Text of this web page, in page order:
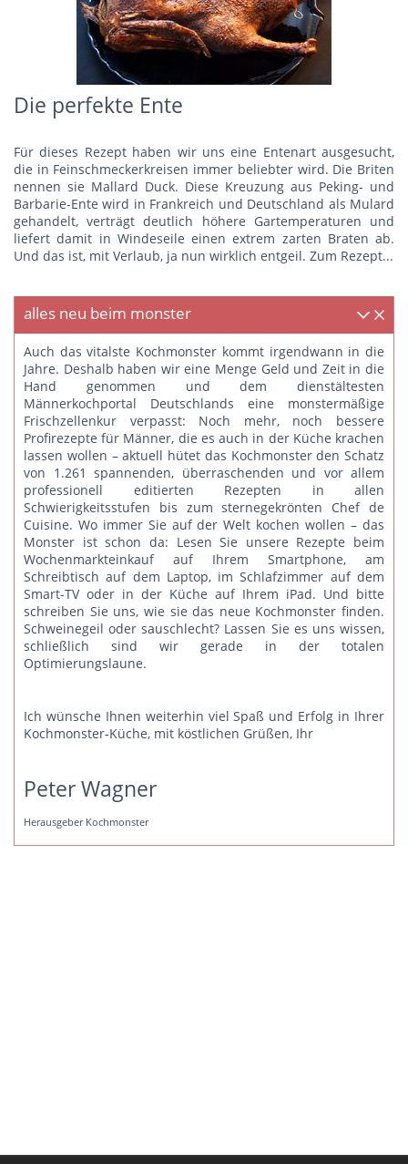
Die perfekte Ente
Für dieses Rezept haben wir uns eine Entenart ausgesucht,
die in Feinschmeckerkreisen immer beliebter wird. Die Briten
nennen sie Mallard Duck. Diese Kreuzung aus Peking- und
Barbarie-Ente wird in Frankreich und Deutschland als Mulard
gehandelt, verträgt deutlich höhere Gartemperaturen und
liefert damit in Windeseile einen extrem zarten Braten ab.
Und das ist, mit Verlaub, ja nun wirklich entgeil. Zum Rezept...
alles neu beim monster
Auch das vitalste Kochmonster kommt irgendwann in die
Jahre. Deshalb haben wir eine Menge Geld und Zeit in die
Hand genommen und dem dienstältesten
Männerkochportal Deutschlands eine monstermäßige
Frischzellenkur verpasst: Noch mehr, noch bessere
Profirezepte für Männer, die es auch in der Küche krachen
lassen wollen – aktuell hütet das Kochmonster den Schatz
von 1.261 spannenden, überraschenden und vor allem
professionell editierten Rezepten in allen
Schwierigkeitsstufen bis zum sternegekrönten Chef de
Cuisine. Wo immer Sie auf der Welt kochen wollen – das
Monster ist schon da: Lesen Sie unsere Rezepte beim
Wochenmarkteinkauf auf Ihrem Smartphone, am
Schreibtisch auf dem Laptop, im Schlafzimmer auf dem
Smart-TV oder in der Küche auf Ihrem iPad. Und bitte
schreiben Sie uns, wie sie das neue Kochmonster finden.
Schweinegeil oder sauschlecht? Lassen Sie es uns wissen,
schließlich sind wir gerade in der totalen
Optimierungslaune.
Ich wünsche Ihnen weiterhin viel Spaß und Erfolg in Ihrer
Kochmonster-Küche, mit köstlichen Grüßen, Ihr
Peter Wagner
Herausgeber Kochmonster